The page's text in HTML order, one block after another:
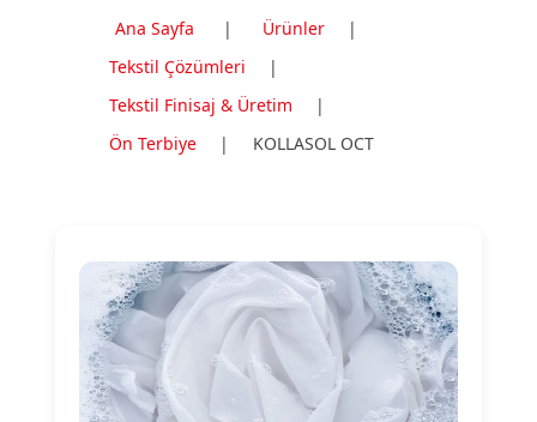
Ana Sayfa | Ürünler
|
Tekstil Çözümleri
|
Tekstil Finisaj & Üretim
|
Ön Terbiye
| KOLLASOL OCT